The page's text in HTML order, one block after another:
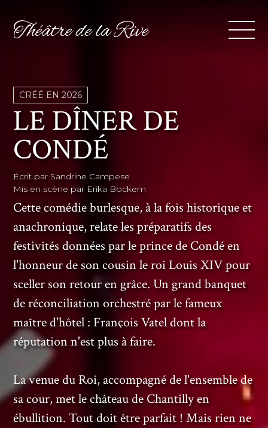
Théâtre de la Rive
CRÉÉ EN 2026
LE DÎNER DE
CONDÉ
Écrit par Sandrine Campese
Mis en scène par Erika Bockem
Cette comédie burlesque, à la fois historique et
anachronique, relate les préparatifs des
festivités données par le prince de Condé en
l'honneur de son cousin le roi Louis XIV pour
sceller son retour en grâce. Un grand banquet
de réconciliation orchestré par le fameux
maître d'hôtel : François Vatel dont la
réputation n'est plus à faire.
La venue du Roi, accompagné de l'ensemble de
sa cour, met le château de Chantilly en
ébullition. Tout doit être parfait ! Mais rien ne